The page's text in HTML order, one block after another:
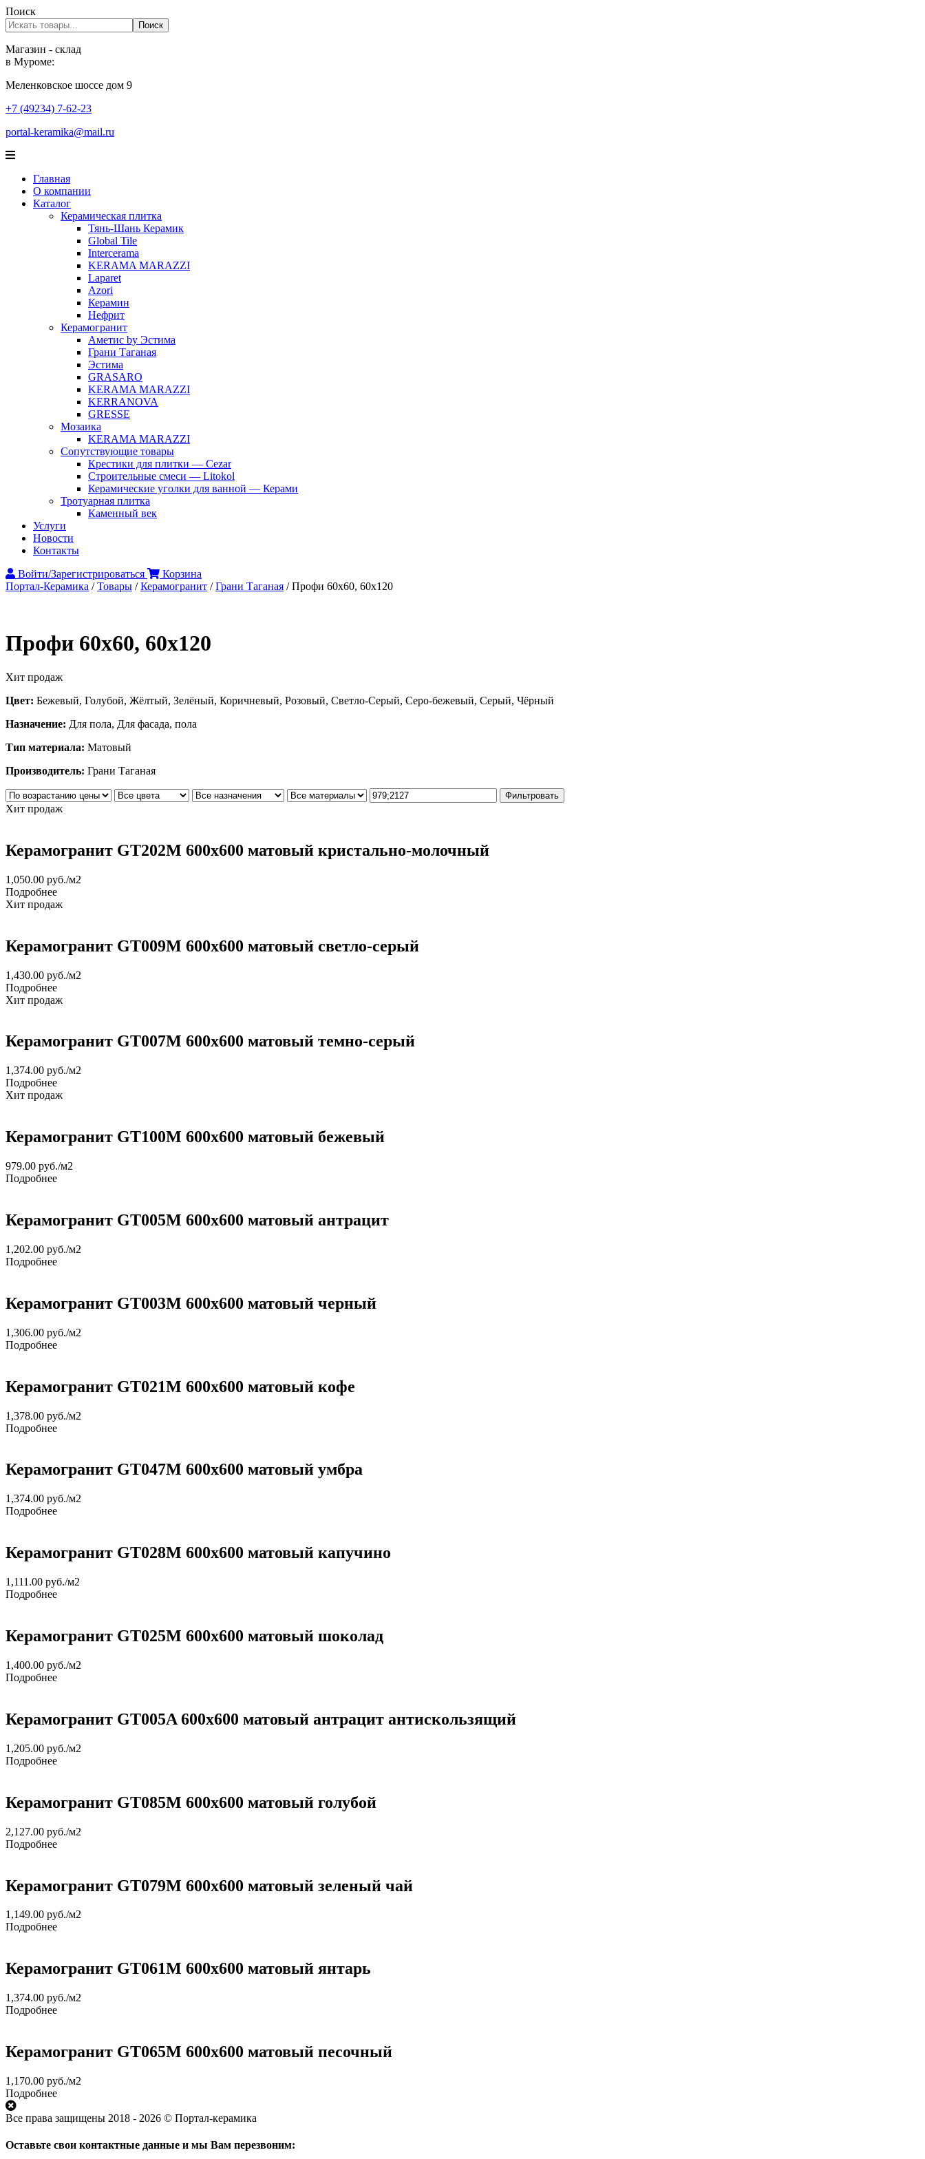
Поиск
Поиск
Магазин - склад
в Муроме:
Меленковское шоссе дом 9
+7 (49234) 7-62-23
portal-keramika@mail.ru
Главная
О компании
Каталог
Керамическая плитка
Тянь-Шань Керамик
Global Tile
Intercerama
KERAMA MARAZZI
Laparet
Аzori
Керамин
Нефрит
Керамогранит
Аметис by Эстима
Грани Таганая
Эстима
GRASARO
KERAMA MARAZZI
KERRANOVA
GRESSE
Мозаика
KERAMA MARAZZI
Сопутствующие товары
Крестики для плитки — Cezar
Строительные смеси — Litokol
Керамические уголки для ванной — Керами
Тротуарная плитка
Каменный век
Услуги
Новости
Контакты
Войти/Зарегистрироваться
Корзина
Портал-Керамика /Товары /Керамогранит /Грани Таганая /Профи 60х60, 60х120
Профи 60х60, 60х120
Хит продаж
Цвет: Бежевый, Голубой, Жёлтый, Зелёный, Коричневый, Розовый, Светло-Серый, Серо-бежевый, Серый, Чёрный
Назначение: Для пола, Для фасада, пола
Тип материала: Матовый
Производитель: Грани Таганая
Фильтровать
Хит продаж
Керамогранит GT202М 600х600 матовый кристально-молочный
1,050.00 руб./м2
Подробнее
Хит продаж
Керамогранит GT009М 600х600 матовый светло-серый
1,430.00 руб./м2
Подробнее
Хит продаж
Керамогранит GT007М 600х600 матовый темно-серый
1,374.00 руб./м2
Подробнее
Хит продаж
Керамогранит GT100M 600х600 матовый бежевый
979.00 руб./м2
Подробнее
Керамогранит GT005М 600х600 матовый антрацит
1,202.00 руб./м2
Подробнее
Керамогранит GT003M 600х600 матовый черный
1,306.00 руб./м2
Подробнее
Керамогранит GT021М 600х600 матовый кофе
1,378.00 руб./м2
Подробнее
Керамогранит GT047М 600х600 матовый умбра
1,374.00 руб./м2
Подробнее
Керамогранит GT028М 600х600 матовый капучино
1,111.00 руб./м2
Подробнее
Керамогранит GT025М 600х600 матовый шоколад
1,400.00 руб./м2
Подробнее
Керамогранит GT005A 600х600 матовый антрацит антискользящий
1,205.00 руб./м2
Подробнее
Керамогранит GT085М 600х600 матовый голубой
2,127.00 руб./м2
Подробнее
Керамогранит GT079М 600х600 матовый зеленый чай
1,149.00 руб./м2
Подробнее
Керамогранит GT061М 600х600 матовый янтарь
1,374.00 руб./м2
Подробнее
Керамогранит GT065М 600х600 матовый песочный
1,170.00 руб./м2
Подробнее
Все права защищены 2018 - 2026 © Портал-керамика
Оставьте свои контактные данные и мы Вам перезвоним: